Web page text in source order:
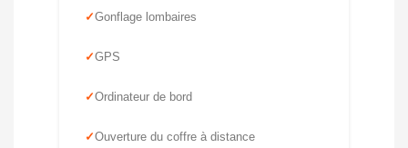
Gonflage lombaires
GPS
Ordinateur de bord
Ouverture du coffre à distance